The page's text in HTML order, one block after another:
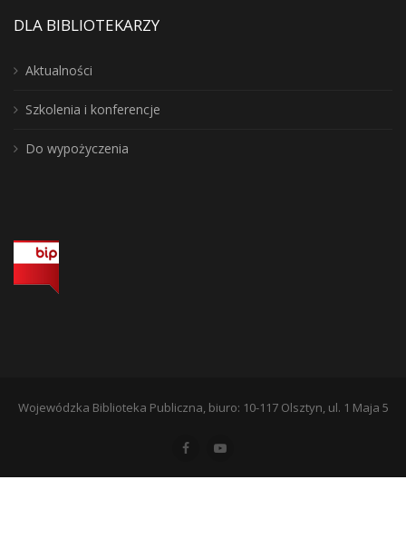
DLA BIBLIOTEKARZY
Aktualności
Szkolenia i konferencje
Do wypożyczenia
Wojewódzka Biblioteka Publiczna, biuro: 10-117 Olsztyn, ul. 1 Maja 5